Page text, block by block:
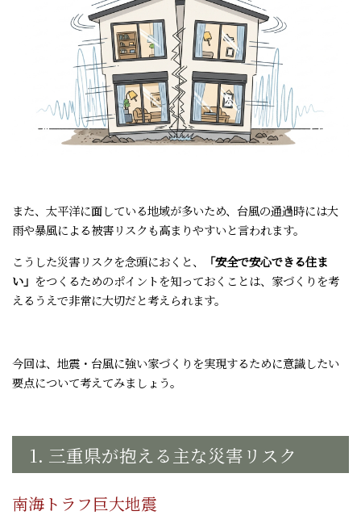
また、太平洋に面している地域が多いため、台風の通過時には大
雨や暴風による被害リスクも高まりやすいと言われます。
こうした災害リスクを念頭におくと、
「安全で安心できる住ま
い」 をつくるためのポイントを知っておくことは、家づくりを考
えるうえで非常に大切だと考えられます。
今回は、地震・台風に強い家づくりを実現するために意識したい
要点について考えてみましょう。
1. 三重県が抱える主な災害リスク
南海トラフ巨大地震